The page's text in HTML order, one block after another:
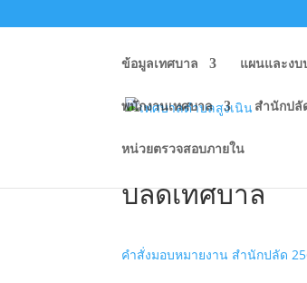
ข้อมูลเทศบาล แผนและง
พนักงานเทศบาล สำนักปลั
หน่วยตรวจสอบภายใน
ปลัดเทศบาล
คำสั่งมอบหมายงาน สำนักปลัด